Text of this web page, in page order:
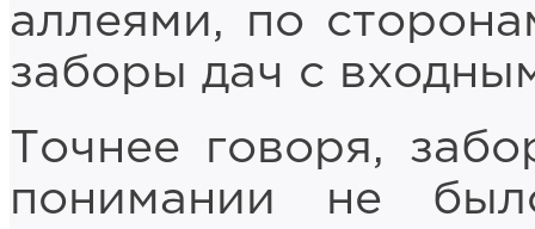
аллеями, по
заборы дач с
Точнее говоря,
понимании не